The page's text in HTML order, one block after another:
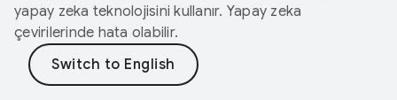
yapay zeka teknolojisini kullanır. Yapay zeka
çevirilerinde hata olabilir.